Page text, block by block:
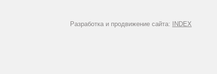
Разработка и продвижение сайта: INDEX